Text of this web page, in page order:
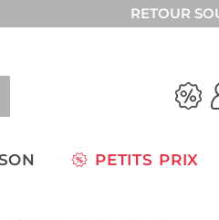
RETOUR
PETITS PRIX